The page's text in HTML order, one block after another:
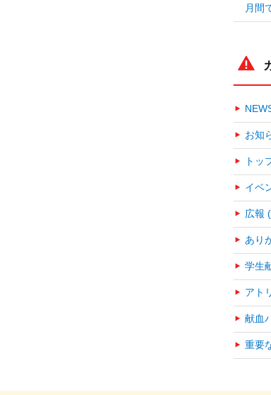
月間
お知
トッ
イベ
広報
あり
学生
アト
献血
重要